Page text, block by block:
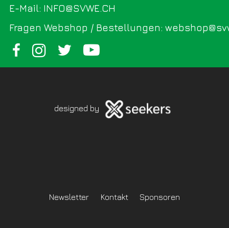
Fragen Webshop / Bestellungen:
E-Mail: INFO@SVWE.CH
designed by
Newsletter Kontakt Sponsoren